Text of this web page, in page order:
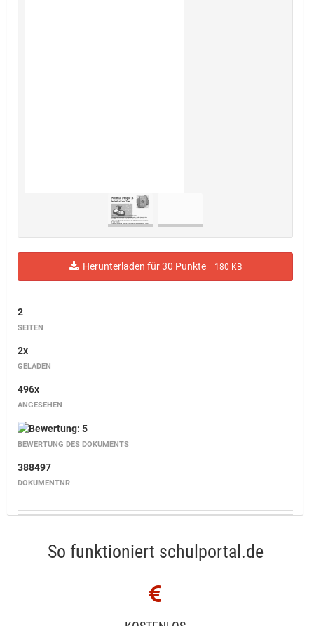
Herunterladen für 30 Punkte 180 KB
2
SEITEN
2x
GELADEN
496x
ANGESEHEN
BEWERTUNG DES DOKUMENTS
388497
DOKUMENTNR
So funktioniert schulportal.de